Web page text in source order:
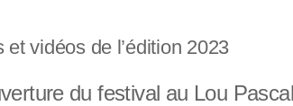
et vidéos de l’édition 2023
du festival au Lou